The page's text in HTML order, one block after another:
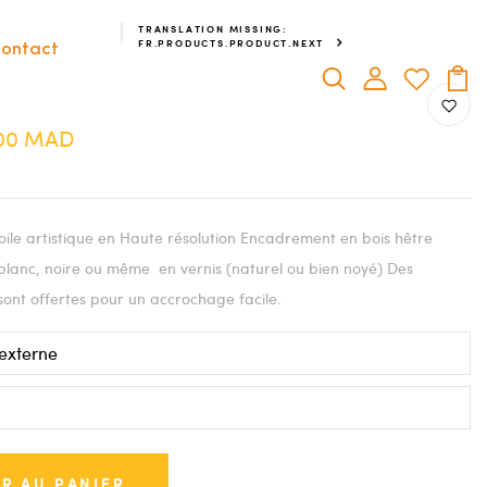
TRANSLATION MISSING:
FR.PRODUCTS.PRODUCT.NEXT
MAD
artistique en Haute résolution Encadrement en bois hêtre
noire ou même en vernis (naturel ou bien noyé) Des
offertes pour un accrochage facile.